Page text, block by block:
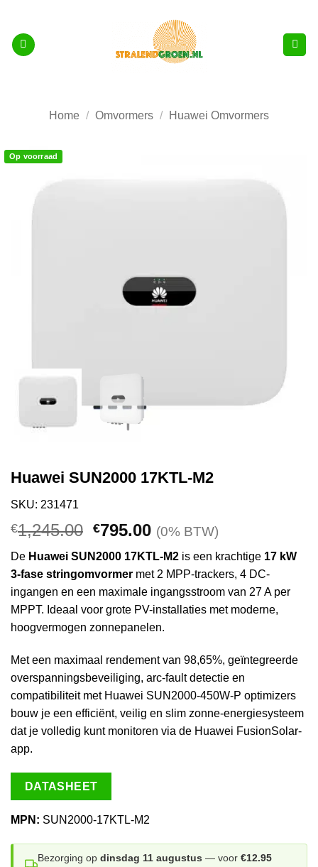
inhoud
Home / Omvormers / Huawei Omvormers
Op voorraad
Huawei SUN2000 17KTL-M2
SKU: 231471
€1,245.00 Oorspronkelijke
was:
€1,245.00.
€795.00Huidige
is:
€795.00.
(0% BTW)
De Huawei SUN2000 17KTL-M2 is een krachtige 17 kW
3-fase stringomvormer met 2 MPP-trackers, 4 DC-
ingangen en een maximale ingangsstroom van 27 A per
MPPT. Ideaal voor grote PV-installaties met moderne,
hoogvermogen zonnepanelen.
Met een maximaal rendement van 98,65%, geïntegreerde
overspanningsbeveiliging, arc-fault detectie en
compatibiliteit met Huawei SUN2000-450W-P optimizers
bouw je een efficiënt, veilig en slim zonne-energiesysteem
dat je volledig kunt monitoren via de Huawei FusionSolar-
app.
DATASHEET
MPN: SUN2000-17KTL-M2
Bezorging op dinsdag 11 augustus — voor €12.95